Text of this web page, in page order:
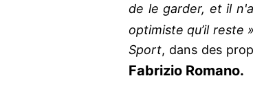
de le garder, et il
optimiste qu’il reste »
Sport, dans des
Fabrizio Romano.